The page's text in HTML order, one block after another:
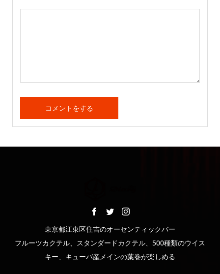
東京都江東区住吉のオーセンティックバー
フルーツカクテル、スタンダードカクテル、500種類のウイス
キー、キューバ産メインの葉巻が楽しめる